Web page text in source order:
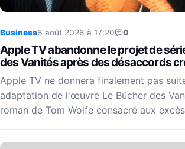
Business6 août 2026 à 17:20 0
Apple TV abandonne le projet de
des Vanités après des désaccords
Apple TV ne donnera finalement pas
adaptation de l'œuvre Le Bûcher des
roman de Tom Wolfe consacré aux